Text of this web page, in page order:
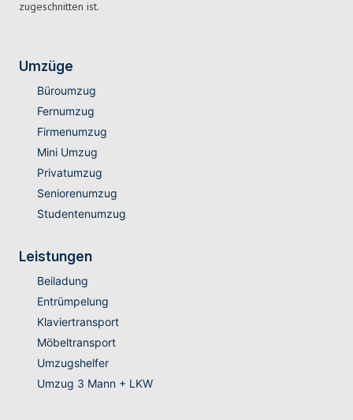
zugeschnitten ist.
Umzüge
Büroumzug
Fernumzug
Firmenumzug
Mini Umzug
Privatumzug
Seniorenumzug
Studentenumzug
Leistungen
Beiladung
Entrümpelung
Klaviertransport
Möbeltransport
Umzugshelfer
Umzug 3 Mann + LKW